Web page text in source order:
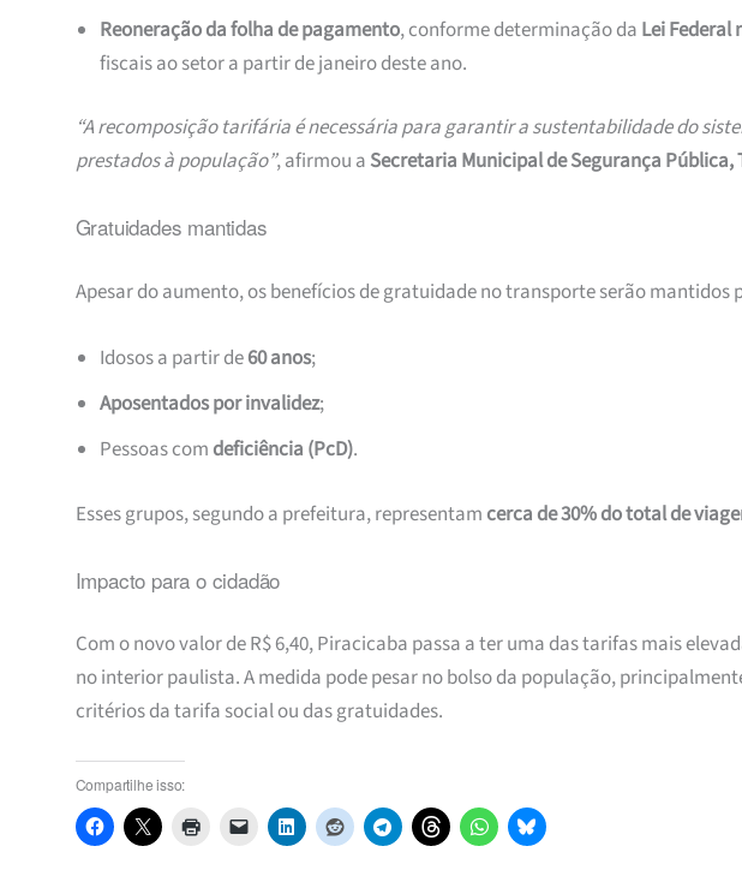
Reoneração da folha de pagamento, conforme determinação da Lei Federal
fiscais ao setor a partir de janeiro deste ano.
“A recomposição tarifária é necessária para garantir a sustentabilidade do
prestados à população”, afirmou a Secretaria Municipal de Segurança Pública,
Gratuidades mantidas
Apesar do aumento, os benefícios de gratuidade no transporte serão mantidos
Idosos a partir de60 anos;
Aposentados por invalidez;
Pessoas com deficiência (PcD).
Esses grupos, segundo a prefeitura, representamcerca de 30% do total de
Impacto para o cidadão
Com o novo valor de R$ 6,40, Piracicaba passa a ter uma das tarifas mais
no interior paulista. A medida pode pesar no bolso da população,
critérios da tarifa social ou das gratuidades.
Compartilhe isso: